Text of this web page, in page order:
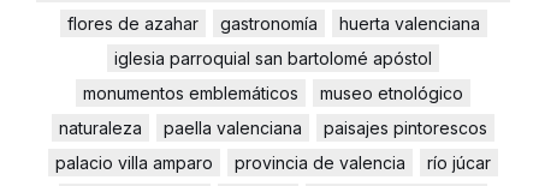
flores de azahar
gastronomía
huerta valenciana
iglesia parroquial san bartolomé apóstol
monumentos emblemáticos
museo etnológico
naturaleza
paella valenciana
paisajes pintorescos
palacio villa amparo
provincia de valencia
río júcar